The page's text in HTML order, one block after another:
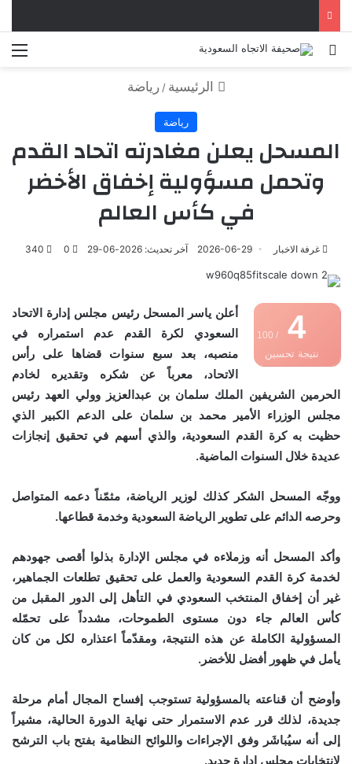
بحث عن
الرئيسية / رياضة
رياضة
المسحل يعلن مغادرته اتحاد القدم
وتحمل مسؤولية إخفاق الأخضر
في كأس العالم
غرفة الاخبار 2026-06-29 آخر تحديث: 2026-06-29 0
340
4
/ 100
نتيجة تحسين
أعلن ياسر المسحل رئيس مجلس إدارة الاتحاد
السعودي لكرة القدم عدم استمراره في
منصبه، بعد سبع سنوات قضاها على رأس
الاتحاد، معرباً عن شكره وتقديره لخادم
الحرمين الشريفين الملك سلمان بن عبدالعزيز وولي العهد رئيس
مجلس الوزراء الأمير محمد بن سلمان على الدعم الكبير الذي
حظيت به كرة القدم السعودية، والذي أسهم في تحقيق إنجازات
عديدة خلال السنوات الماضية.
ووجّه المسحل الشكر كذلك لوزير الرياضة، مثمّناً دعمه المتواصل
وحرصه الدائم على تطوير الرياضة السعودية وخدمة قطاعها.
وأكد المسحل أنه وزملاءه في مجلس الإدارة بذلوا أقصى جهودهم
لخدمة كرة القدم السعودية والعمل على تحقيق تطلعات الجماهير،
غير أن إخفاق المنتخب السعودي في التأهل إلى الدور المقبل من
كأس العالم جاء دون مستوى الطموحات، مشدداً على تحمّله
المسؤولية الكاملة عن هذه النتيجة، ومقدّماً اعتذاره لكل من كان
يأمل في ظهور أفضل للأخضر.
وأوضح أن قناعته بالمسؤولية تستوجب إفساح المجال أمام مرحلة
جديدة، لذلك قرر عدم الاستمرار حتى نهاية الدورة الحالية، مشيراً
إلى أنه سيُباشَر وفق الإجراءات واللوائح النظامية بفتح باب الترشح
لانتخابات مجلس إدارة جديد.